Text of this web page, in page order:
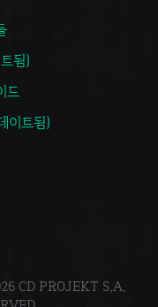
됨)
드
이트됨)
CD PROJEKT S.A.